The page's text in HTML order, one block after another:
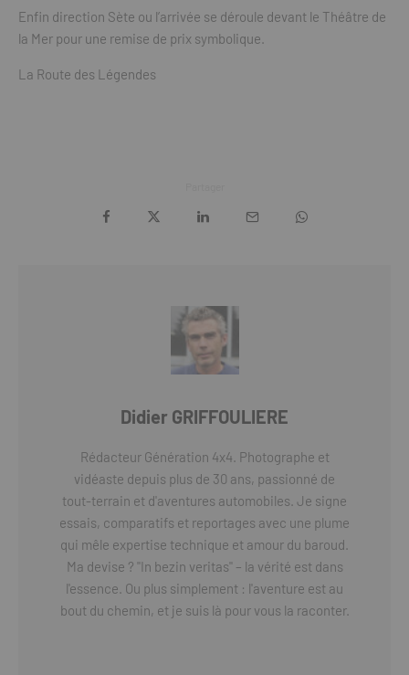
Enfin direction Sète ou l’arrivée se déroule devant le Théâtre de
la Mer pour une remise de prix symbolique.
La Route des Légendes
Didier GRIFFOULIERE
Rédacteur Génération 4x4. Photographe et
vidéaste depuis plus de 30 ans, passionné de
tout-terrain et d'aventures automobiles. Je signe
essais, comparatifs et reportages avec une plume
qui mêle expertise technique et amour du baroud.
Ma devise ? "In bezin veritas" – la vérité est dans
l'essence. Ou plus simplement : l'aventure est au
bout du chemin, et je suis là pour vous la raconter.